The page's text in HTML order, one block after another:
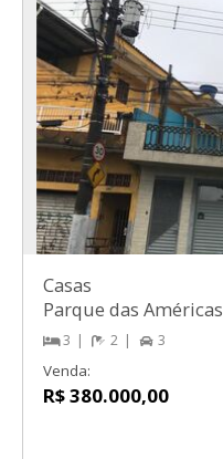
Casas
Parque das Américas
3 2 3
Venda:
R$ 380.000,00